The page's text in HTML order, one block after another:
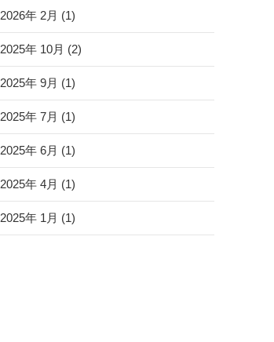
2026年 2月 (1)
2025年 10月 (2)
2025年 9月 (1)
2025年 7月 (1)
2025年 6月 (1)
2025年 4月 (1)
2025年 1月 (1)